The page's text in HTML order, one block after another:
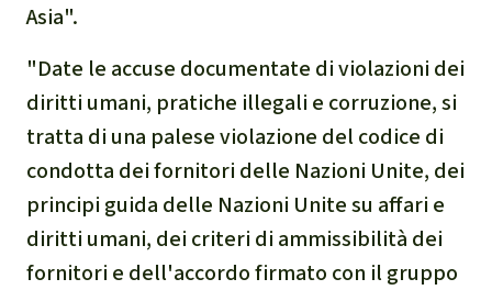
Pandemia e ambientalismo
Cambiamento climatico
Asia".
"Date le accuse documentate di violazioni dei
diritti umani, pratiche illegali e corruzione, si
tratta di una palese violazione del codice di
condotta dei fornitori delle Nazioni Unite, dei
principi guida delle Nazioni Unite su affari e
diritti umani, dei criteri di ammissibilità dei
fornitori e dell'accordo firmato con il gruppo